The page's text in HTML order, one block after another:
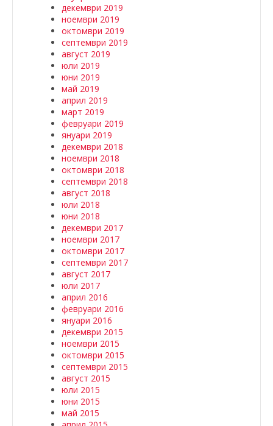
декември 2019
ноември 2019
октомври 2019
септември 2019
август 2019
юли 2019
юни 2019
май 2019
април 2019
март 2019
февруари 2019
януари 2019
декември 2018
ноември 2018
октомври 2018
септември 2018
август 2018
юли 2018
юни 2018
декември 2017
ноември 2017
октомври 2017
септември 2017
август 2017
юли 2017
април 2016
февруари 2016
януари 2016
декември 2015
ноември 2015
октомври 2015
септември 2015
август 2015
юли 2015
юни 2015
май 2015